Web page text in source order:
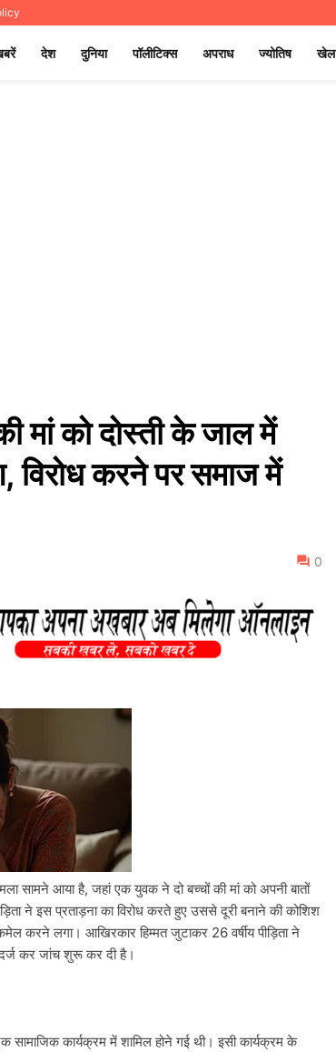
देश दुनिया पॉलीटिक्स अपराध ज्योतिष खेल
को दोस्ती के जाल में
करने पर समाज में
0
सामने आया है, जहां एक युवक ने दो बच्चों की मां को अपनी बातों
ने इस प्रताड़ना का विरोध करते हुए उससे दूरी बनाने की कोशिश
करने लगा। आखिरकार हिम्मत जुटाकर 26 वर्षीय पीड़िता ने
कर जांच शुरू कर दी है।
सामाजिक कार्यक्रम में शामिल होने गई थी। इसी कार्यक्रम के